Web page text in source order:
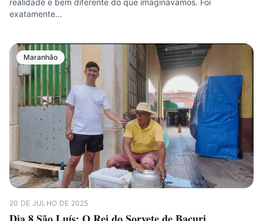
realidade é bem diferente do que imaginávamos. Foi
exatamente…
Maranhão
20 DE JULHO DE 2025